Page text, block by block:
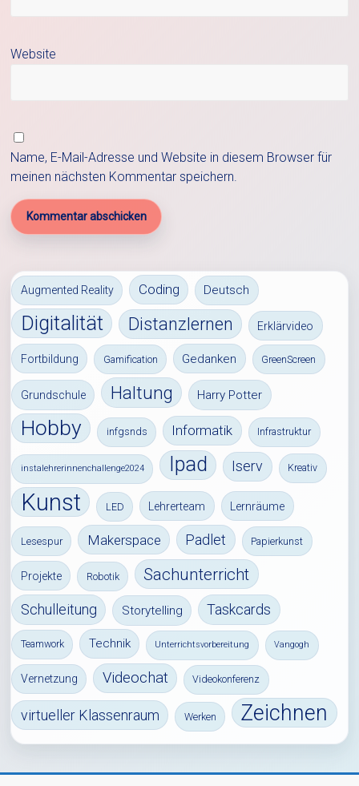
Website
Name, E-Mail-Adresse und Website in diesem Browser für
meinen nächsten Kommentar speichern.
Augmented Reality Coding Deutsch
Digitalität Distanzlernen Erklärvideo
Fortbildung Gamification Gedanken GreenScreen
Grundschule Haltung Harry Potter
Hobby infgsnds Informatik Infrastruktur
instalehrerinnenchallenge2024 Ipad Iserv Kreativ
Kunst LED Lehrerteam Lernräume
Lesespur Makerspace Padlet Papierkunst
Projekte Robotik Sachunterricht
Schulleitung Storytelling Taskcards
Teamwork Technik Unterrichtsvorbereitung Vangogh
Vernetzung Videochat Videokonferenz
virtueller Klassenraum Werken Zeichnen